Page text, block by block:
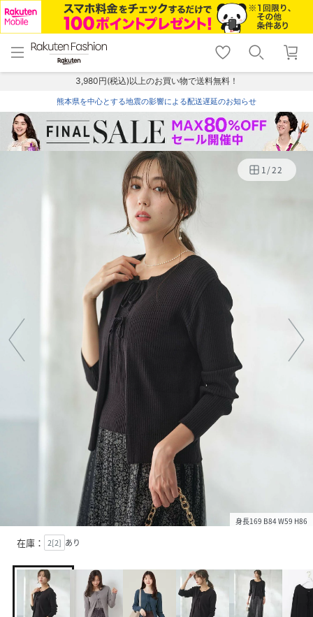
menu home
トップ
shopping_cart lock_outline
ログイン
3,980円(税込)以上のお買い物で送料無料！
熊本県を中心とする地震の影響による配送遅延のお知らせ
1/22
身長169 B84 W59 H86
在庫： 2[2] あり